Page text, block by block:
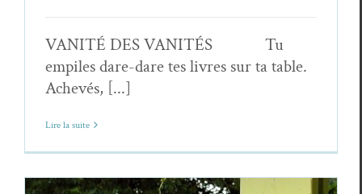
VANITÉ DES VANITÉS Tu
empiles dare-dare tes livres sur ta table.
Achevés, [...]
Lire la suite